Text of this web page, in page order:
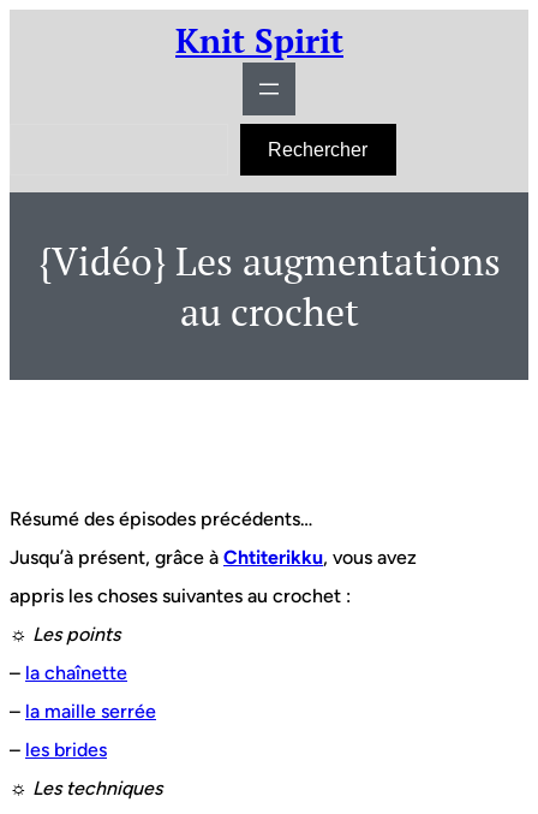
Knit Spirit
h
Rechercher
{Vidéo} Les augmentations
au crochet
Résumé des épisodes précédents…
Jusqu’à présent, grâce à Chtiterikku, vous avez
appris les choses suivantes au crochet :
☼ Les points
– la chaînette
– la maille serrée
– les brides
☼ Les techniques